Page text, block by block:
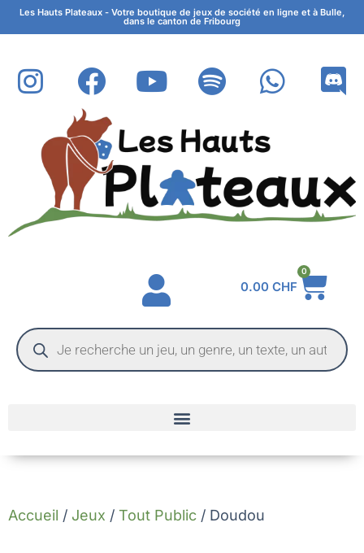
Les Hauts Plateaux - Votre boutique de jeux de société en ligne et à Bulle,
dans le canton de Fribourg
0.00 CHF
0
Accueil / Jeux / Tout Public / Doudou